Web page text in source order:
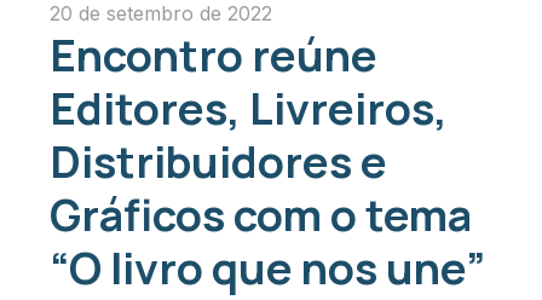
20 de setembro de 2022
Encontro reúne
Editores, Livreiros,
Distribuidores e
Gráficos com o tema
“O livro que nos une”